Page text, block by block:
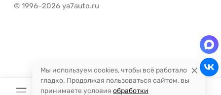
© 1996–2026 ya7auto.ru
Мы используем cookies, чтобы всё работало
гладко. Продолжая пользоваться сайтом, вы
принимаете условия обработки